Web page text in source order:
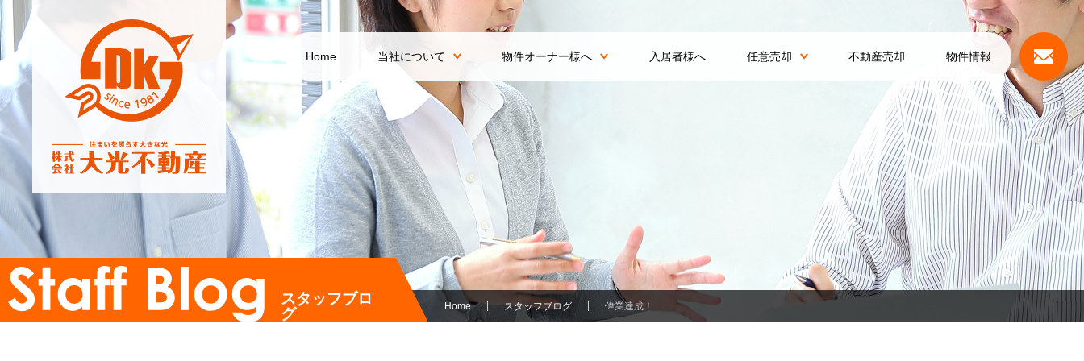
Home 当社について 物件オーナー様へ 入居者様へ 任意売却 不動産売却 物件情報
スタッフブロ
グ
Home スタッフブログ 偉業達成！